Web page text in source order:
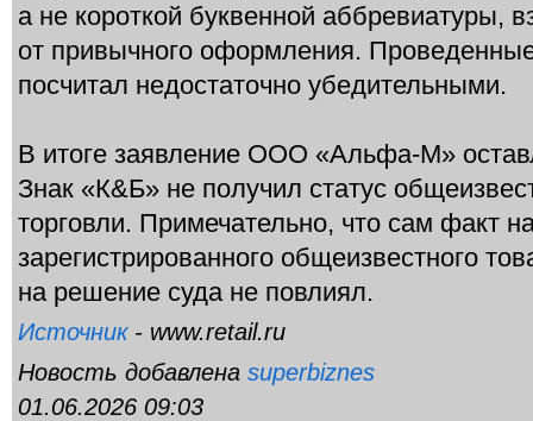
а не короткой буквенной аббревиатуры,
от привычного оформления.
посчитал недостаточно убедительными.
В итоге заявление ООО «Альфа-М»
Знак «К&Б» не получил статус
торговли. Примечательно, что сам факт
зарегистрированного общеизвестного
на решение суда не повлиял.
Источник- www.retail.ru
Новость добавлена superbiznes
01.06.2026 09:03